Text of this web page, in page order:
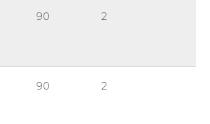
90 2
90 2